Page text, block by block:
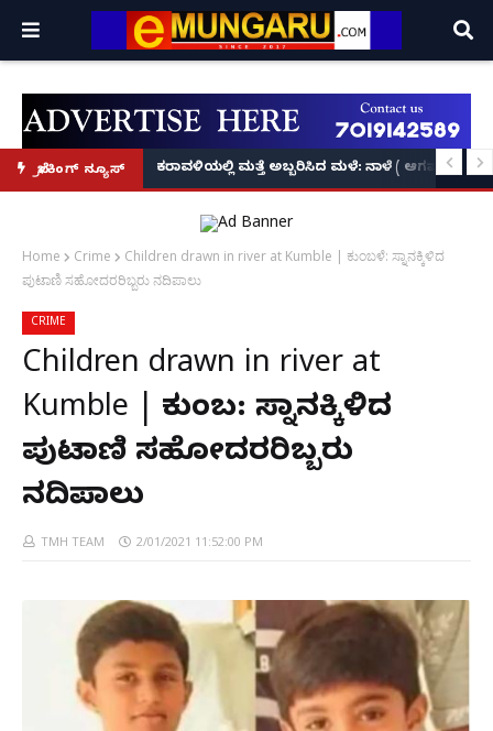
ಬ್ರೇಕಿಂಗ್ ನ್ಯೂಸ್‘ಭಕ್ತ ಪ್ರಹ್ಲಾದ’, ‘ಹೇ ರಾಮ್’!
ಕರಾವಳಿಯಲ್ಲಿ ಮತ್ತೆ ಅಬ್ಬರಿಸಿದ ಮಳೆ: ನಾಳೆ ( ಆಗಷ್ಟ್ 8)
Home Crime
Children drawn in river at Kumble | ಕುಂಬಳೆ: ಸ್ನಾನಕ್ಕಿಳಿದ
ಪುಟಾಣಿ ಸಹೋದರರಿಬ್ಬರು ನದಿಪಾಲು
CRIME
Children drawn in river at
Kumble | ಕುಂಬಳೆ: ಸ್ನಾನಕ್ಕಿಳಿದ
ಪುಟಾಣಿ ಸಹೋದರರಿಬ್ಬರು
ನದಿಪಾಲು
TMH TEAM 2/01/2021 11:52:00 PM